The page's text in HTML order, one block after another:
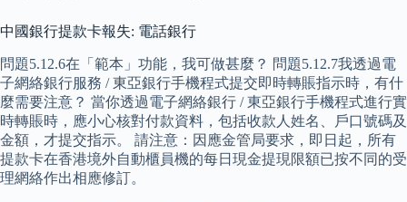
中國銀行提款卡報失: 電話銀行
問題5.12.6在「範本」功能，我可做甚麼？ 問題5.12.7我透過電
子網絡銀行服務 / 東亞銀行手機程式提交即時轉賬指示時，有什
麼需要注意？ 當你透過電子網絡銀行 / 東亞銀行手機程式進行實
時轉賬時，應小心核對付款資料，包括收款人姓名、戶口號碼及
金額，才提交指示。 請注意：因應金管局要求，即日起，所有
提款卡在香港境外自動櫃員機的每日現金提現限額已按不同的受
理網絡作出相應修訂。